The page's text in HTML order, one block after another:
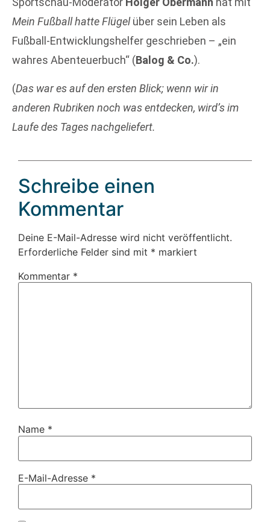
Mein Fußball hatte Flügelüber sein Leben als
Fußball-Entwicklungshelfer geschrieben – „ein
wahres Abenteuerbuch“ (Balog & Co.).
(Das war es auf den ersten Blick; wenn wir in
anderen Rubriken noch was entdecken, wird’s im
Laufe des Tages nachgeliefert.
Schreibe einen
Kommentar
Deine E-Mail-Adresse wird nicht veröffentlicht.
Erforderliche Felder sind mit * markiert
Kommentar *
Name *
E-Mail-Adresse *